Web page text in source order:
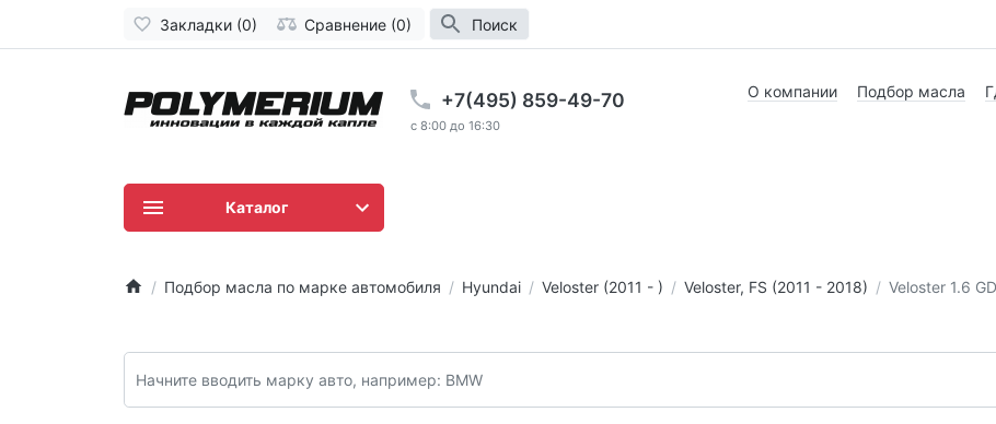
Закладки (0) Сравнение (0) Поиск
+7(495) 859-49-70
c 8:00 до 16:30
О компании Подбор масла
Каталог
Подбор масла по марке автомобиля Hyundai Veloster (2011 - ) Veloster, FS (2011 - 2018) Veloster 1.6